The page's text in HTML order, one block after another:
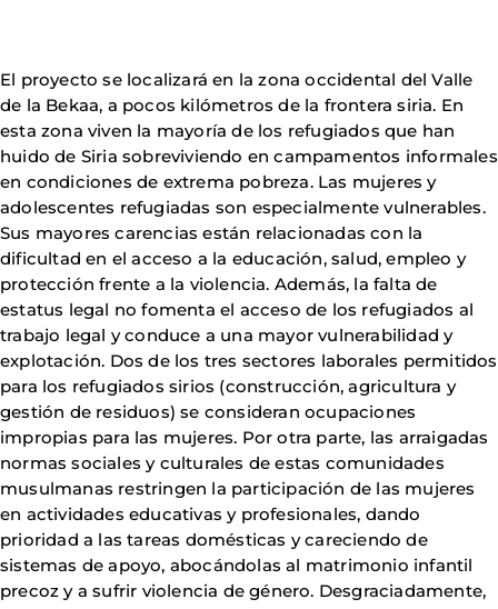
El proyecto se localizará en la zona occidental del Valle
de la Bekaa, a pocos kilómetros de la frontera siria. En
esta zona viven la mayoría de los refugiados que han
huido de Siria sobreviviendo en campamentos informales
en condiciones de extrema pobreza. Las mujeres y
adolescentes refugiadas son especialmente vulnerables.
Sus mayores carencias están relacionadas con la
dificultad en el acceso a la educación, salud, empleo y
protección frente a la violencia. Además, la falta de
estatus legal no fomenta el acceso de los refugiados al
trabajo legal y conduce a una mayor vulnerabilidad y
explotación. Dos de los tres sectores laborales permitidos
para los refugiados sirios (construcción, agricultura y
gestión de residuos) se consideran ocupaciones
impropias para las mujeres. Por otra parte, las arraigadas
normas sociales y culturales de estas comunidades
musulmanas restringen la participación de las mujeres
en actividades educativas y profesionales, dando
prioridad a las tareas domésticas y careciendo de
sistemas de apoyo, abocándolas al matrimonio infantil
precoz y a sufrir violencia de género. Desgraciadamente,